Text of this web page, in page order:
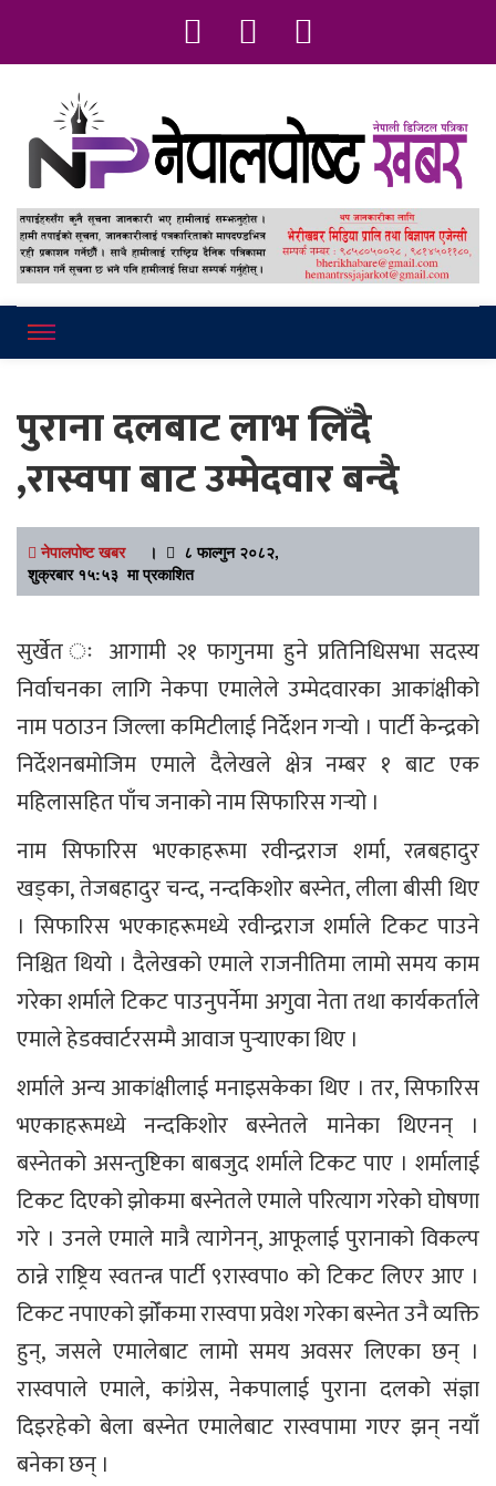
पुराना दलबाट लाभ लिँदै
,रास्वपा बाट उम्मेदवार बन्दै
नेपालपोष्ट खबर।
८ फाल्गुन २०८२,
शुक्रबार १५:५३ मा प्रकाशित
सुर्खेत ः आगामी २१ फागुनमा हुने प्रतिनिधिसभा सदस्य
निर्वाचनका लागि नेकपा एमालेले उम्मेदवारका आकांक्षीको
नाम पठाउन जिल्ला कमिटीलाई निर्देशन गर्‍यो । पार्टी केन्द्रको
निर्देशनबमोजिम एमाले दैलेखले क्षेत्र नम्बर १ बाट एक
महिलासहित पाँच जनाको नाम सिफारिस गर्‍यो ।
नाम सिफारिस भएकाहरूमा रवीन्द्रराज शर्मा, रत्नबहादुर
खड्का, तेजबहादुर चन्द, नन्दकिशोर बस्नेत, लीला बीसी थिए
। सिफारिस भएकाहरूमध्ये रवीन्द्रराज शर्माले टिकट पाउने
निश्चित थियो । दैलेखको एमाले राजनीतिमा लामो समय काम
गरेका शर्माले टिकट पाउनुपर्नेमा अगुवा नेता तथा कार्यकर्ताले
एमाले हेडक्वार्टरसम्मै आवाज पुर्‍याएका थिए ।
शर्माले अन्य आकांक्षीलाई मनाइसकेका थिए । तर, सिफारिस
भएकाहरूमध्ये नन्दकिशोर बस्नेतले मानेका थिएनन् ।
बस्नेतको असन्तुष्टिका बाबजुद शर्माले टिकट पाए । शर्मालाई
टिकट दिएको झोकमा बस्नेतले एमाले परित्याग गरेको घोषणा
गरे । उनले एमाले मात्रै त्यागेनन्, आफूलाई पुरानाको विकल्प
ठान्ने राष्ट्रिय स्वतन्त्र पार्टी ९रास्वपा० को टिकट लिएर आए ।
टिकट नपाएको झोँकमा रास्वपा प्रवेश गरेका बस्नेत उनै व्यक्ति
हुन्, जसले एमालेबाट लामो समय अवसर लिएका छन् ।
रास्वपाले एमाले, कांग्रेस, नेकपालाई पुराना दलको संज्ञा
दिइरहेको बेला बस्नेत एमालेबाट रास्वपामा गएर झन् नयाँ
बनेका छन् ।